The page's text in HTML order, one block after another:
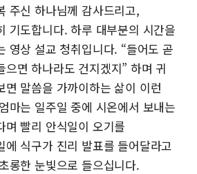
주신 하나님께 감사드리고,
기도합니다. 하루 대부분의 시간을
영상 설교 청취입니다. “들어도 곧
으면 하나라도 건지겠지” 하며 귀
면 말씀을 가까이하는 삶이 이런
마는 일주일 중에 시온에서 보내는
며 빨리 안식일이 오기를
에 식구가 진리 발표를 들어달라고
롱한 눈빛으로 들으십니다.